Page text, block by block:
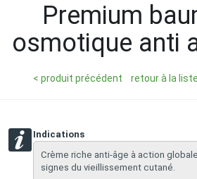
Premium
osmotique anti
< produit précédent retour à la liste
Indications
​Crème riche anti-âge à action
signes du vieillissement cutané.